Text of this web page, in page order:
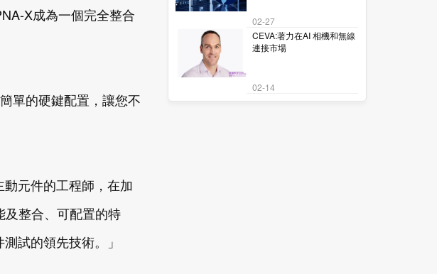
X成為一個完全整合
單的硬鍵配置，讓您不
元件的工程師，在加
整合、可配置的特
試的領先技術。」
02-27
CEVA:著力在AI 相機和無線
連接市場
02-14